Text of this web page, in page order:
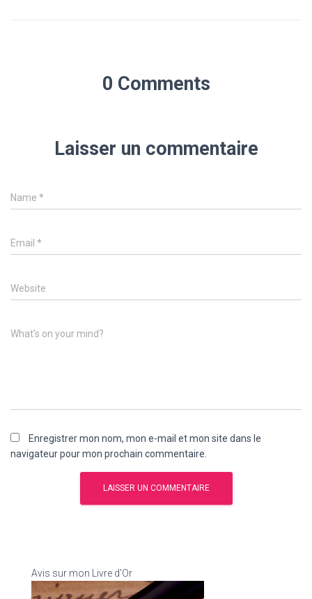
0 Comments
Laisser un commentaire
Name *
Email *
Website
What's on your mind?
Enregistrer mon nom, mon e-mail et mon site dans le
navigateur pour mon prochain commentaire.
Avis sur mon Livre d'Or